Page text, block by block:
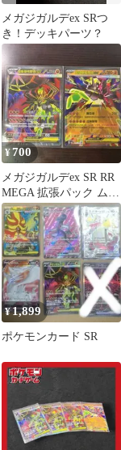
メガジガルデex SRつ
き！デッキパーツ？
¥700
メガジガルデex SR RR
MEGA 拡張パック ムニ
キスゼロ 中国語版
¥1,899
ポケモンカード SR